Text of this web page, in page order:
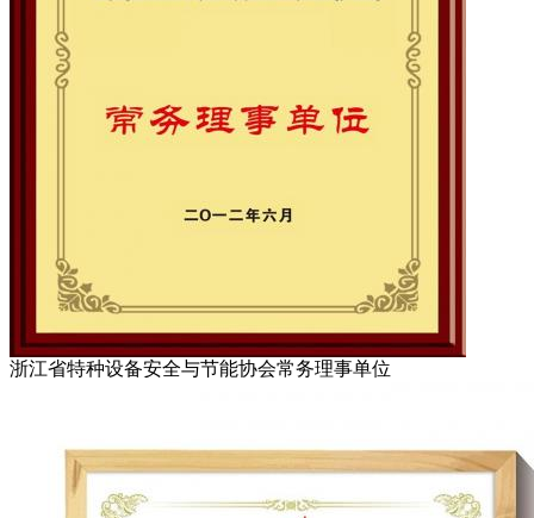
浙江省特种设备安全与节能协会常务理事单位